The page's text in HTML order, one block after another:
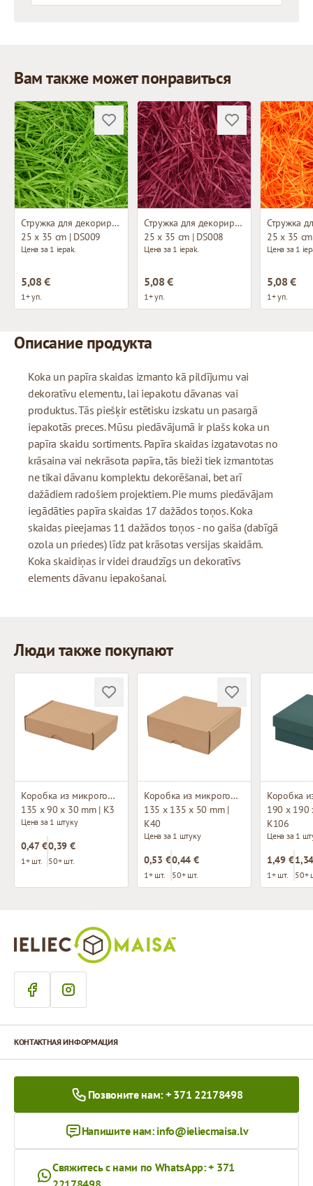
Вам также может понравиться
Стружка для декорирования
25 x 35 cm | DS009
Цена за 1 iepak.
5,08 €
1+ уп.
Стружка для декорирования
25 x 35 cm | DS008
Цена за 1 iepak.
5,08 €
1+ уп.
25 x 35
Цена за 1
5,08 €
1+ уп.
Описание продукта
Koka un papīra skaidas izmanto kā pildījumu vai
dekoratīvu elementu, lai iepakotu dāvanas vai
produktus. Tās piešķir estētisku izskatu un pasargā
iepakotās preces. Mūsu piedāvājumā ir plašs koka un
papīra skaidu sortiments. Papīra skaidas izgatavotas no
krāsaina vai nekrāsota papīra, tās bieži tiek izmantotas
ne tikai dāvanu komplektu dekorēšanai, bet arī
dažādiem radošiem projektiem. Pie mums piedāvājam
iegādāties papīra skaidas 17 dažādos toņos. Koka
skaidas pieejamas 11 dažādos toņos - no gaiša (dabīgā
ozola un priedes) līdz pat krāsotas versijas skaidām.
Koka skaidiņas ir videi draudzīgs un dekoratīvs
elements dāvanu iepakošanai.
Люди также покупают
Коробка из микрогофрокартона
135 x 90 x 30 mm | K3
Цена за 1 штуку
0,47 €
1+ шт.
0,39 €
50+ шт.
Коробка из микрогофрокартона
135 x 135 x 50 mm |
K40
Цена за 1 штуку
0,53 €
1+ шт.
0,44 €
50+ шт.
190 x 190
K106
Цена за 1
1,49 €
1+ шт. 50+
КОНТАКТНАЯ ИНФОРМАЦИЯ
Позвоните нам: + 371 22178498
Напишите нам: info@ieliecmaisa.lv
Свяжитесь с нами по WhatsApp: + 371